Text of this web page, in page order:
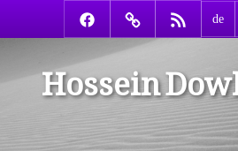
FacebookContact RSS de
Hossein